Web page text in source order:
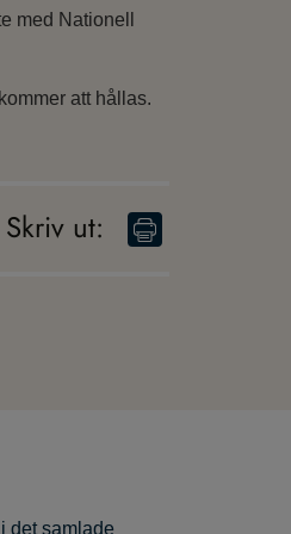
med Nationell
att hållas.
Skriv ut:
det samlade